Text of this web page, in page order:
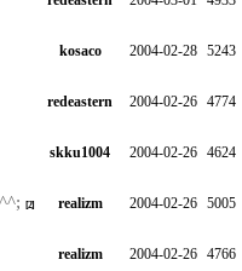
kosaco 2004-02-28 5243
redeastern 2004-02-26 4774
skku1004 2004-02-26 4624
[2] realizm 2004-02-26 5005
realizm 2004-02-26 4766